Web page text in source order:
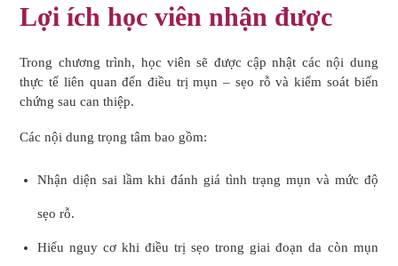
Lợi ích học viên nhận được
Trong chương trình, học viên sẽ được cập nhật các nội dung
thực tế liên quan đến điều trị mụn – sẹo rỗ và kiểm soát biến
chứng sau can thiệp.
Các nội dung trọng tâm bao gồm:
Nhận diện sai lầm khi đánh giá tình trạng mụn và mức độ
sẹo rỗ.
Hiểu nguy cơ khi điều trị sẹo trong giai đoạn da còn mụn